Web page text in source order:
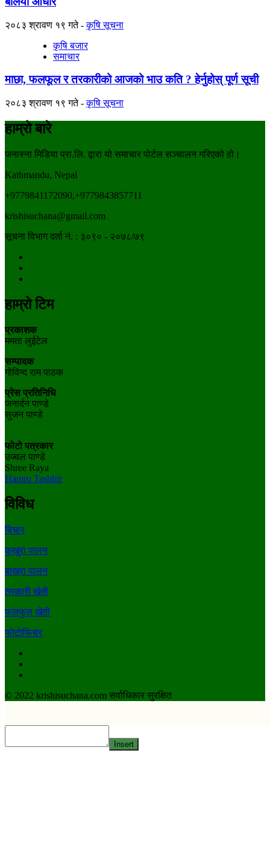
२०८३ श्रावण १९ गते
कृषि सूचना
कृषि बजार
समाचार
माछा, फलफूल र तरकारीको आजको भाउ कति ? हेर्नुहोस् पूर्ण सूची
२०८३ श्रावण १९ गते कृषि सूचना
हाम्रो बारे
जनास्ना मिडिया प्रा.लि. द्वारा यो समाचार पोर्टल सञ्चालन गरिएको हो।
Kathmandu, Nepal
+9779841172090,+9779843857711
krishisuchana@gmail.com
सूचना विभाग दर्ता नं. : ३०९० - २०७८/७९
हाम्रो टिम
प्रकाशक
ममता लुईटेल
सम्पादक
गोविन्द राम पाठक
प्रेस प्रतिनिधि
जनार्दन पाण्डे
सुजन पाण्डे
फोटो पत्रकार
उज्वल पाण्डे
Shree Raya
Hamro Tashbir
विविध
बिचार
कुखुरा पालन
बाख्रा पालन
तरकारी खेती
फलफुल खेती
फाेटाेफिचर
© 2022 krishisuchana.com सर्वाधिकार सुरक्षित
Insert